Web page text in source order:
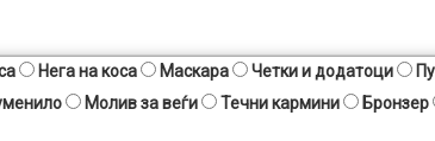
Нега на коса Маскара Четки и додатоци
Молив за веѓи Течни кармини Бронзер